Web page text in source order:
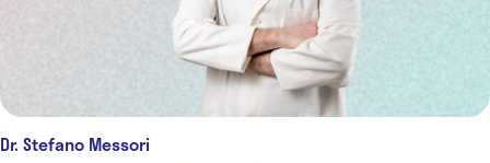
Dr. Stefano Messori